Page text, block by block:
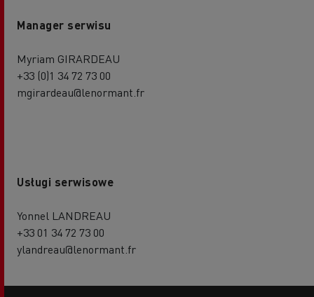
Manager serwisu
Myriam GIRARDEAU
+33 (0)1 34 72 73 00
mgirardeau@lenormant.fr
Usługi serwisowe
Yonnel LANDREAU
+33 01 34 72 73 00
ylandreau@lenormant.fr